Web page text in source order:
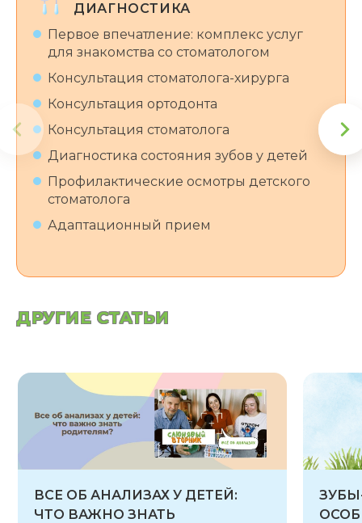
ДИАГНОСТИКА
Первое впечатление: комплекс услуг
для знакомства со стоматологом
Консультация стоматолога-хирурга
Консультация ортодонта
Консультация стоматолога
Диагностика состояния зубов у детей
Профилактические осмотры детского
стоматолога
Адаптационный прием
ДРУГИЕ СТАТЬИ
ВСЕ ОБ АНАЛИЗАХ У ДЕТЕЙ:
ЧТО ВАЖНО ЗНАТЬ